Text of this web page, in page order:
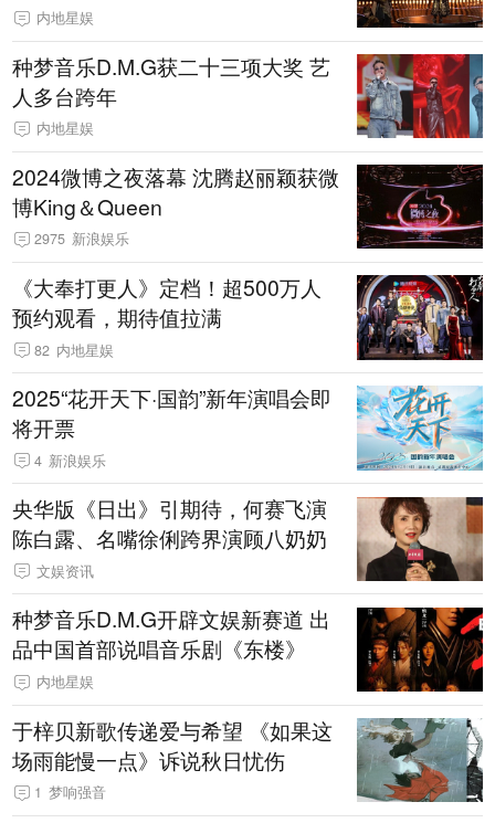
内地星娱
种梦音乐D.M.G获二十三项大奖 艺
人多台跨年
内地星娱
2024微博之夜落幕 沈腾赵丽颖获微
博King＆Queen
2975 新浪娱乐
《大奉打更人》定档！超500万人
预约观看，期待值拉满
82 内地星娱
2025“花开天下·国韵”新年演唱会即
将开票
4 新浪娱乐
央华版《日出》引期待，何赛飞演
陈白露、名嘴徐俐跨界演顾八奶奶
文娱资讯
种梦音乐D.M.G开辟文娱新赛道 出
品中国首部说唱音乐剧《东楼》
内地星娱
于梓贝新歌传递爱与希望 《如果这
场雨能慢一点》诉说秋日忧伤
1 梦响强音